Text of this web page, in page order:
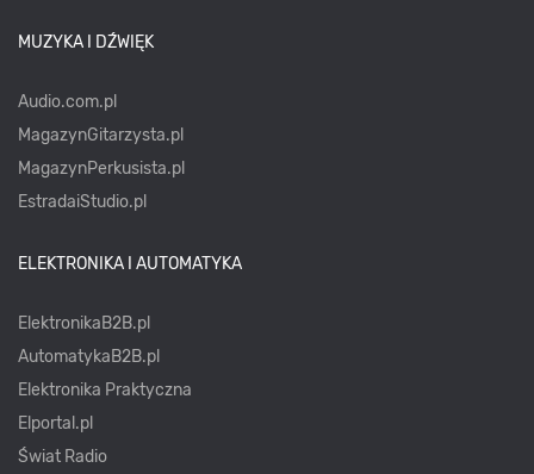
MUZYKA I DŹWIĘK
Audio.com.pl
MagazynGitarzysta.pl
MagazynPerkusista.pl
EstradaiStudio.pl
ELEKTRONIKA I AUTOMATYKA
ElektronikaB2B.pl
AutomatykaB2B.pl
Elektronika Praktyczna
Elportal.pl
Świat Radio